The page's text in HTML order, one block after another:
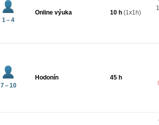
1 – 4
Online výuka 10 h (1x1h)
7 – 10
Hodonín 45 h